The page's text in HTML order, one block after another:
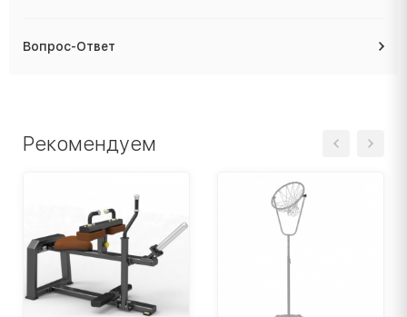
Вопрос-Ответ
Рекомендуем